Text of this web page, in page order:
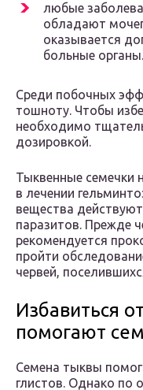
любые
обладают
оказывается
больные органы.
Среди побочных
тошноту. Чтобы
необходимо
дозировкой.
Тыквенные семечки
в лечении
вещества
паразитов. Прежде
рекомендуется
пройти
червей,
Избавиться
помогают
Семена тыквы
глистов. Однако по